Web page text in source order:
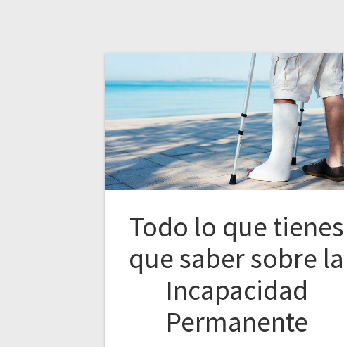
Todo lo que tienes
que saber sobre la
Incapacidad
Permanente